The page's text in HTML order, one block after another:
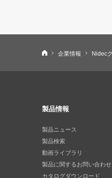
ニデック株式会社
企業情報 Nidec
製品情報
製品ニュース
製品検索
動画ライブラリ
製品に関するお問い合わせ
カタログダウンロード